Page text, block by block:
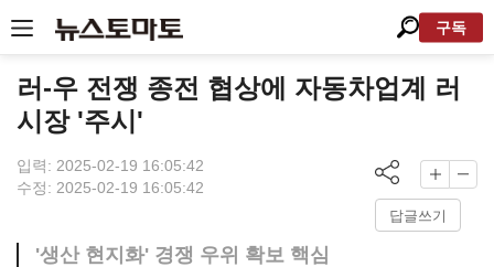
구독
러-우 전쟁 종전 협상에 자동차업계 러
시장 '주시'
입력: 2025-02-19 16:05:42
수정: 2025-02-19 16:05:42
답글쓰기
'생산 현지화' 경쟁 우위 확보 핵심